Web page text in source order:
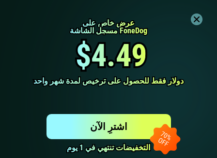
عرض خاص على
عرض خاص على
مسجل الشاشة FoneDog
مسجل الشاشة FoneDog
$4.49
$4.49
دولار فقط للحصول على ترخيص لمدة شهر واحد
دولار فقط للحصول على ترخيص لمدة شهر واحد
التخفيضات تنتهي في 1 يوم
التخفيضات تنتهي في 1 يوم
اشترِ الآن